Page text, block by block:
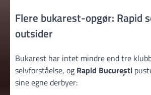
Flere bukarest-opgør: Rapid
outsider
Bukarest har intet mindre end tre
selvforståelse, og Rapid București
sine egne derbyer: